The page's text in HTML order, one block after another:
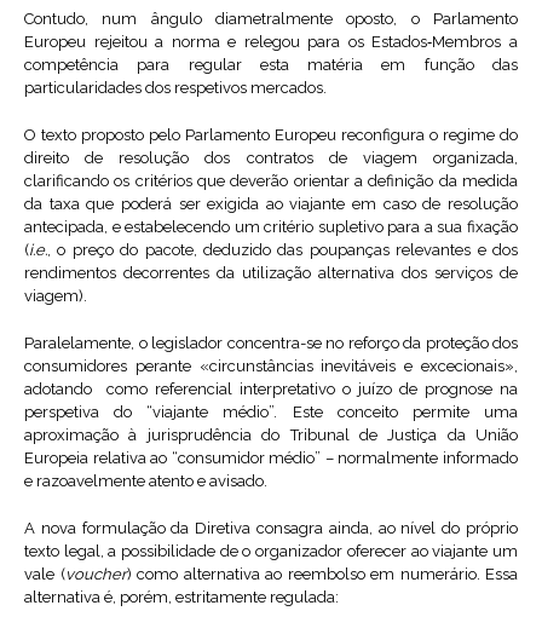
Contudo, num ângulo diametralmente oposto, o Parlamento
Europeu rejeitou a norma e relegou para os Estados‑Membros a
competência para regular esta matéria em função das
particularidades dos respetivos mercados.
O texto proposto pelo Parlamento Europeu reconfigura o regime do
direito de resolução dos contratos de viagem organizada,
clarificando os critérios que deverão orientar a definição da medida
da taxa que poderá ser exigida ao viajante em caso de resolução
antecipada, e estabelecendo um critério supletivo para a sua fixação
(i.e., o preço do pacote, deduzido das poupanças relevantes e dos
rendimentos decorrentes da utilização alternativa dos serviços de
viagem).
Paralelamente, o legislador concentra-se no reforço da proteção dos
consumidores perante «circunstâncias inevitáveis e excecionais»,
adotando como referencial interpretativo o juízo de prognose na
perspetiva do “viajante médio”. Este conceito permite uma
aproximação à jurisprudência do Tribunal de Justiça da União
Europeia relativa ao “consumidor médio” – normalmente informado
e razoavelmente atento e avisado.
A nova formulação da Diretiva consagra ainda, ao nível do próprio
texto legal, a possibilidade de o organizador oferecer ao viajante um
vale (voucher) como alternativa ao reembolso em numerário. Essa
alternativa é, porém, estritamente regulada: